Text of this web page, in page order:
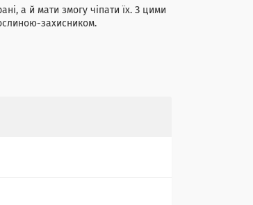
а й мати змогу чіпати їх. З цими
захисником.